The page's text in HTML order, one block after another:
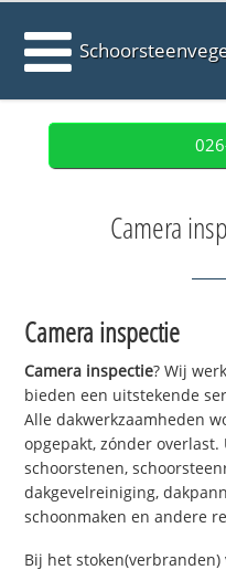
Camera
Camera inspectie
Camera inspectie? Wij
bieden een uitstekende
Alle dakwerkzaamheden
opgepakt, zónder
schoorstenen,
dakgevelreiniging,
schoonmaken en andere
Bij het